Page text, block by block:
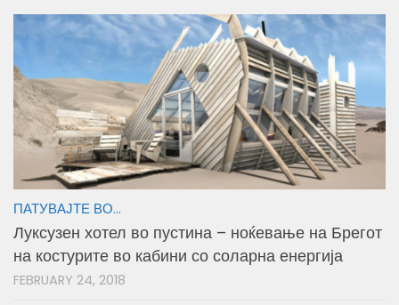
ПАТУВАЈТЕ ВО...
Луксузен хотел во пустина – ноќевање на Брегот
на костурите во кабини со соларна енергија
FEBRUARY 24, 2018